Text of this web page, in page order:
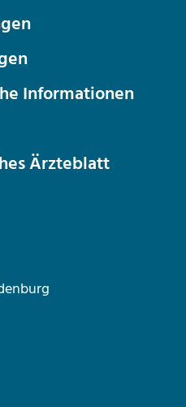
Informationen
Ärzteblatt